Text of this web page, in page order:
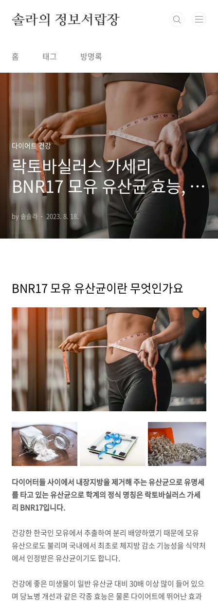
솔라의 정보서랍장
홈 태그 방명록
다이어트 건강
락토바실러스 가세리
BNR17 모유 유산균 효능, 다
이어트 부작용 먹는 방법
by 솔솔라 2023. 8. 18.
BNR17 모유 유산균이란 무엇인가요
다이어터들 사이에서 내장지방을 제거해 주는 유산균으로 유명세
를 타고 있는 유산균으로 학계의 정식 명칭은 락토바실러스 가세
리 BNR17입니다.
건강한 한국인 모유에서 추출하여 분리 배양하였기 때문에 모유
유산으로도 불리며 국내에서 최초로 체지방 감소 기능성을 식약처
에서 인정받은 유산균이기도 합니다.
건강에 좋은 미생물이 일반 유산균 대비 30배 이상 많이 들어 있으
며 당뇨병 개선과 같은 각종 효능은 물론 다이어트에 뛰어난 효과